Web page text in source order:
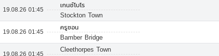
19.08.26 01:45
เกนซ์โบโร
Stockton Town
19.08.26 01:45
ครูซอน
Bamber Bridge
19.08.26 01:45
Cleethorpes Town